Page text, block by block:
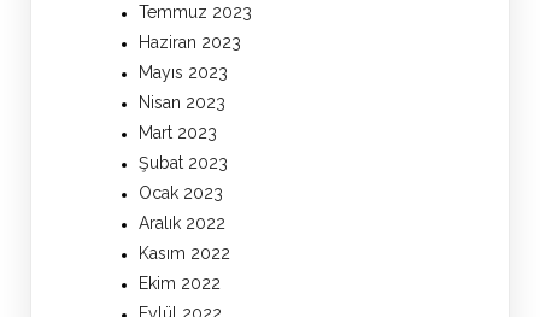
Temmuz 2023
Haziran 2023
Mayıs 2023
Nisan 2023
Mart 2023
Şubat 2023
Ocak 2023
Aralık 2022
Kasım 2022
Ekim 2022